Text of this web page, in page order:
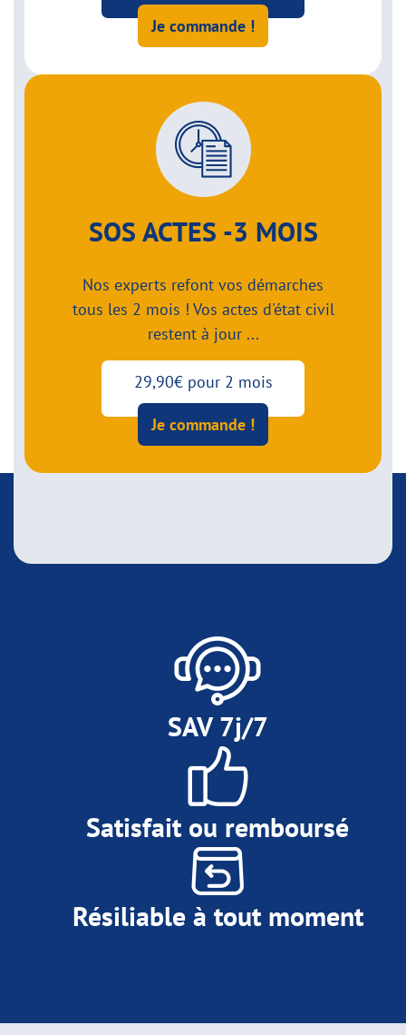
Je commande !
SOS ACTES -3 MOIS
Nos experts refont vos démarches
tous les 2 mois ! Vos actes d'état civil
restent à jour ...
29,90€ pour 2 mois
Je commande !
SAV 7j/7
Satisfait ou remboursé
Résiliable à tout moment